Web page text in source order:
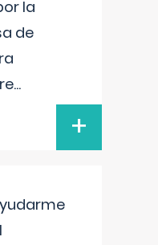
la
de
...
+